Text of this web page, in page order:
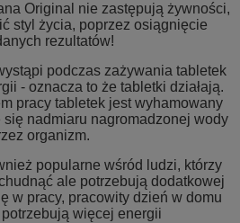
Original nie zastępują żywności,
styl życia, poprzez osiągnięcie
rezultatów!
podczas zażywania tabletek
- oznacza to że tabletki działają.
pracy tabletek jest wyhamowany
nadmiaru nagromadzonej wody
organizm.
popularne wśród ludzi, którzy
ale potrzebują dodatkowej
w pracy, pracowity dzień w domu
potrzebują więcej energii